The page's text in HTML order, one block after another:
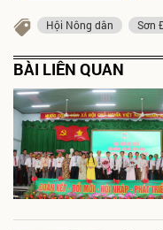
Hội Nông dân Sơn
BÀI LIÊN QUAN